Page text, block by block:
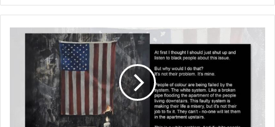
يدعم
إنستغرام